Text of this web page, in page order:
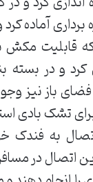
برداری آماده
قابلیت مکش
و در بسته
باز نیز
تشک بادی
اتصال به
اتصال در